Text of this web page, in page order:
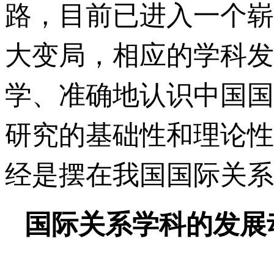
路，目前已进入一个
大变局，相应的学科
学、准确地认识中国
研究的基础性和理论
经是摆在我国国际关
国际关系学科的发